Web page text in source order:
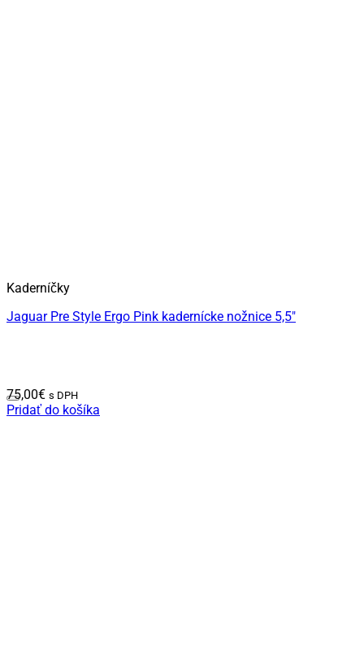
Kaderníčky
Jaguar Pre Style Ergo Pink kadernícke nožnice 5,5″
75,00€ s DPH
Pridať do košíka